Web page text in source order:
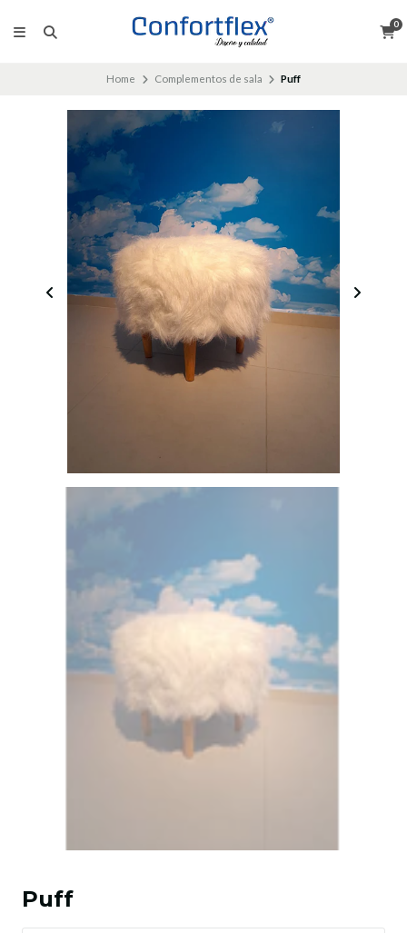
0
Home Complementos de sala Puff
Puff